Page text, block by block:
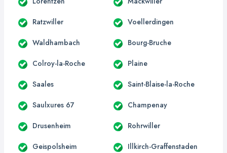
Ratzwiller Voellerdingen
Waldhambach Bourg-Bruche
Colroy-la-Roche Plaine
Saales Saint-Blaise-la-Roche
Saulxures 67 Champenay
Drusenheim Rohrwiller
Geispolsheim Illkirch-Graffenstaden